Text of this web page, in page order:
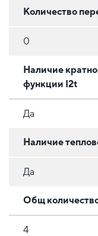
Количество
0
Наличие
функции I2t
Да
Наличие
Да
Общ
4